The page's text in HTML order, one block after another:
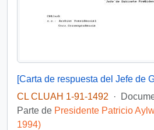
CL CLUAH 1-91-1492
·
Parte de Presidente Patricio
1994)